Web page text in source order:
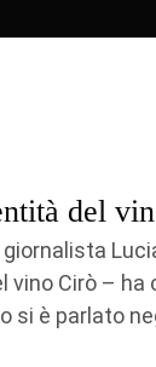
del
vino Cirò –
si è parlato